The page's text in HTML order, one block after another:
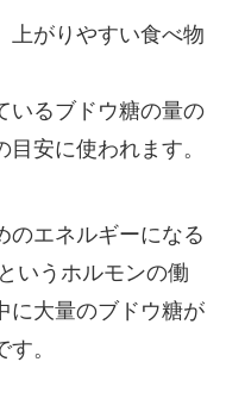
上がりやすい食べ物
いるブドウ糖の量の
安に使われます。
のエネルギーになる
いうホルモンの働
に大量のブドウ糖が
。